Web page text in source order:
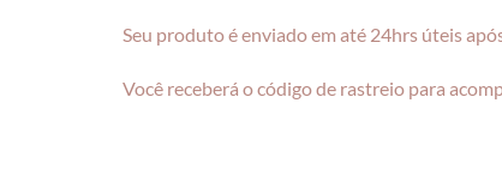
Seu produto é enviado em até 24hrs úteis
Você receberá o código de rastreio para